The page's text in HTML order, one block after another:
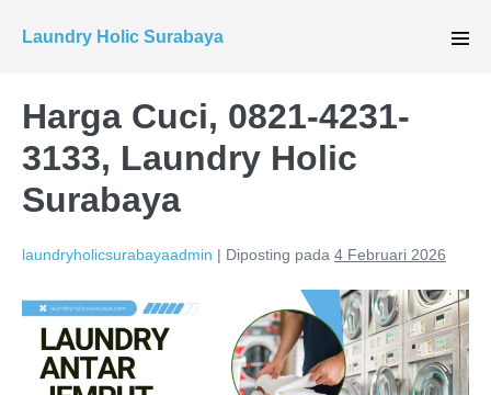
Laundry Holic Surabaya
Harga Cuci, 0821-4231-
3133, Laundry Holic
Surabaya
laundryholicsurabayaadmin | Diposting pada 4 Februari 2026